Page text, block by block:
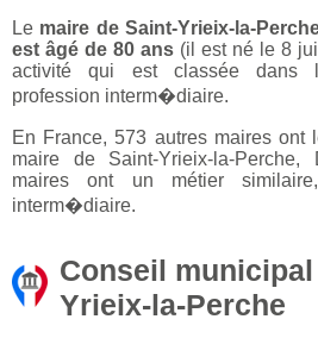
Le maire de Saint-Yrieix-la-
est âgé de 80 ans (il est né le 8
activité qui est classée dans
profession interm�diaire.
En France, 573 autres maires ont
maire de Saint-Yrieix-la-
maires ont un métier
interm�diaire.
Conseil
Yrieix-la-Perche